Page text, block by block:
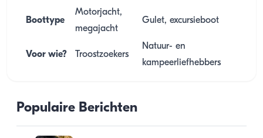
Boottype
Motorjacht,
megajacht
Gulet, excursieboot
Voor wie? Troostzoekers
Natuur- en
kampeerliefhebbers
Populaire Berichten